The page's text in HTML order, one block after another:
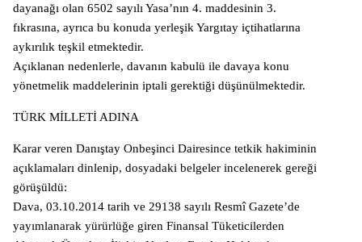
dayanağı olan 6502 sayılı Yasa’nın 4. maddesinin 3.
fıkrasına, ayrıca bu konuda yerleşik Yargıtay içtihatlarına
aykırılık teşkil etmektedir.
Açıklanan nedenlerle, davanın kabulü ile davaya konu
yönetmelik maddelerinin iptali gerektiği düşünülmektedir.
TÜRK MİLLETİ ADINA
Karar veren Danıştay Onbeşinci Dairesince tetkik hakiminin
açıklamaları dinlenip, dosyadaki belgeler incelenerek gereği
görüşüldü:
Dava, 03.10.2014 tarih ve 29138 sayılı Resmî Gazete’de
yayımlanarak yürürlüğe giren Finansal Tüketicilerden